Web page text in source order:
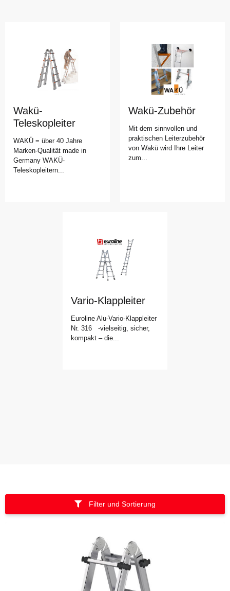
Wakü-
Teleskopleiter
WAKÜ = über 40 Jahre
Marken-Qualität made in
Germany WAKÜ-
Teleskopleitern...
Wakü-Zubehör
Mit dem sinnvollen und
praktischen Leiterzubehör
von Wakü wird Ihre Leiter
zum...
Vario-Klappleiter
Euroline Alu-Vario-Klappleiter
Nr. 316 -vielseitig, sicher,
kompakt – die...
Filter und Sortierung